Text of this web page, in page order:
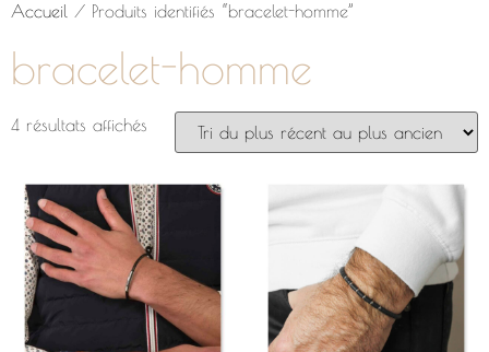
Accueil / Produits identifiés “bracelet-homme”
bracelet-homme
4 résultats affichés